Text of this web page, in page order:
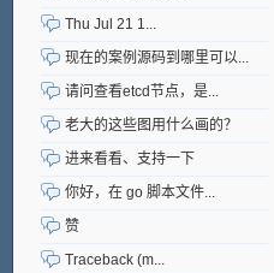
Thu Jul 21 1...
现在的案例源码到哪里可以...
请问查看etcd节点，是...
老大的这些图用什么画的？
进来看看、支持一下
你好，在 go 脚本文件...
赞
Traceback (m...